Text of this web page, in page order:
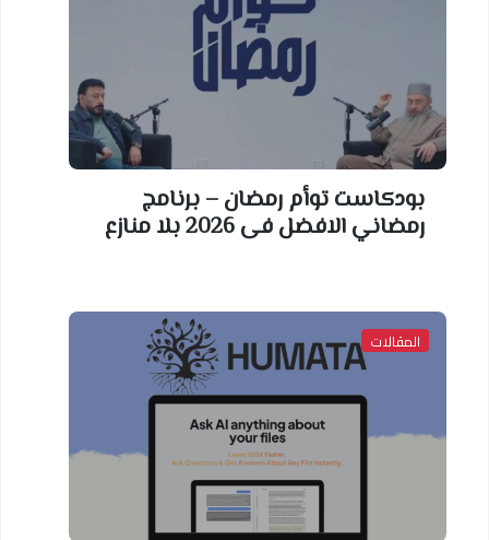
بودكاست توأم رمضان – برنامج
رمضاني الافضل فى 2026 بلا منازع
المقالات